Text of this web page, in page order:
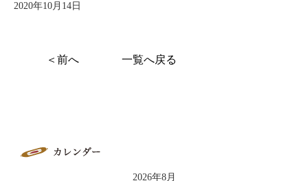
2020年10月14日
＜前へ 一覧へ戻る
2026年8月